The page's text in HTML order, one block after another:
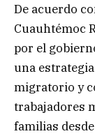
De acuerdo
Cuauhtémoc
por el
una
migratorio y
trabajadores
familias